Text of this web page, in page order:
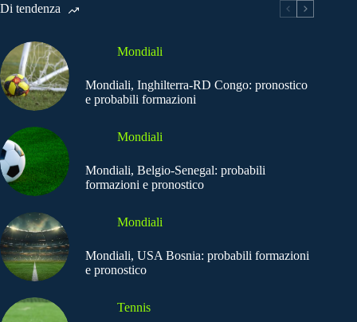
Di tendenza
Mondiali
Mondiali, Inghilterra-RD Congo: pronostico
e probabili formazioni
Mondiali
Mondiali, Belgio-Senegal: probabili
formazioni e pronostico
Mondiali
Mondiali, USA Bosnia: probabili formazioni
e pronostico
Tennis